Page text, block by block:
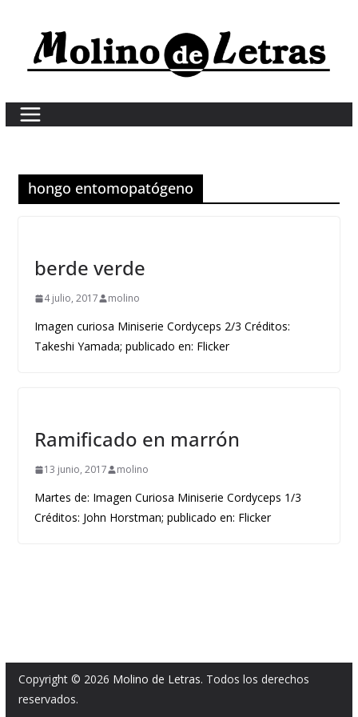
content
hongo entomopatógeno
berde verde
4 julio, 2017 molino
Imagen curiosa Miniserie Cordyceps 2/3 Créditos:
Takeshi Yamada; publicado en: Flicker
Ramificado en marrón
13 junio, 2017 molino
Martes de: Imagen Curiosa Miniserie Cordyceps 1/3
Créditos: John Horstman; publicado en: Flicker
Copyright © 2026 Molino de Letras. Todos los derechos
reservados.